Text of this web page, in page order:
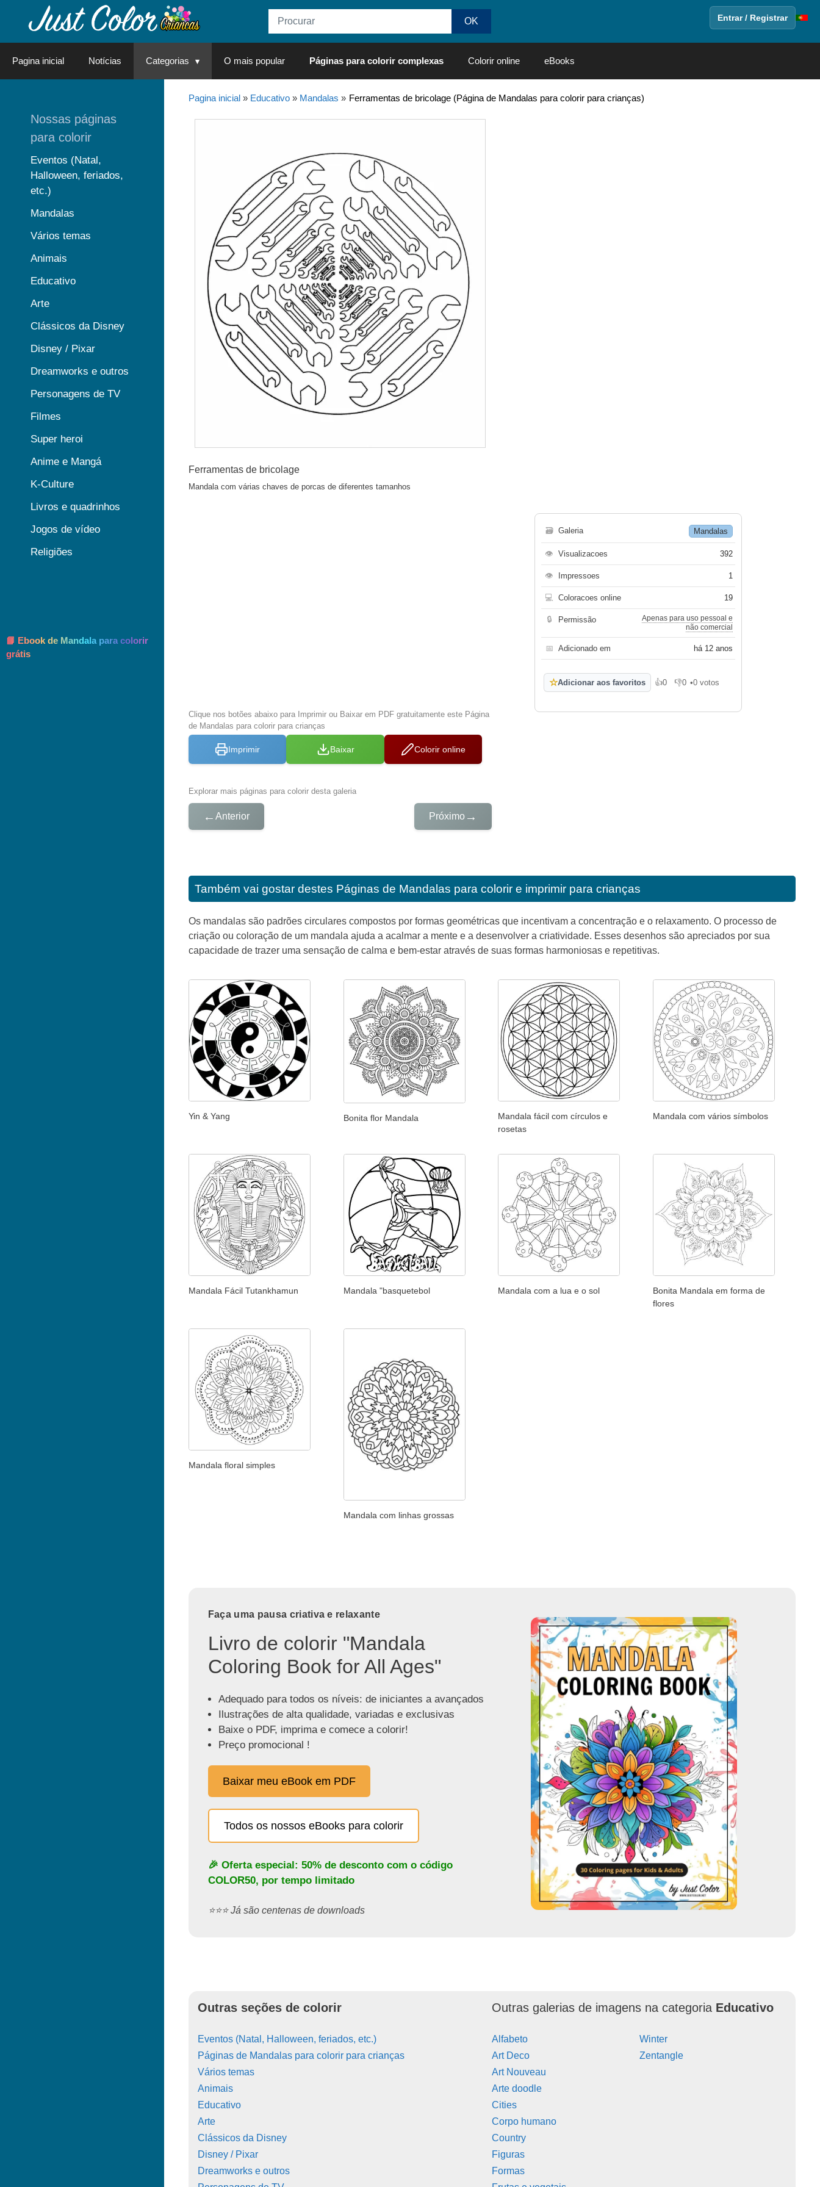
Entrar / Registrar
Pagina inicial Notícias Categorias O mais popular Páginas para colorir complexas Colorir online eBooks
Pagina inicial» Educativo» Mandalas » Ferramentas de bricolage (Página de Mandalas para colorir para crianças)
Ferramentas de bricolage
Mandala com várias chaves de porcas de diferentes tamanhos
Clique nos botões abaixo para Imprimir ou Baixar em PDF gratuitamente este Página
de Mandalas para colorir para crianças
Imprimir Baixar Colorir online
Explorar mais páginas para colorir desta galeria
← Anterior Próximo →
🗃 Galeria Mandalas
👁 Visualizacoes 392
👁 Impressoes 1
💻 Coloracoes online 19
🔒 Permissão
Apenas para uso pessoal e
não comercial
📅 Adicionado em há 12 anos
☆Adicionar aos favoritos 👍0
Gosto 👎0
Não gosto
•0 votos
Também vai gostar destes Páginas de Mandalas para colorir e imprimir para crianças
Os mandalas são padrões circulares compostos por formas geométricas que incentivam a concentração e o relaxamento. O processo de
criação ou coloração de um mandala ajuda a acalmar a mente e a desenvolver a criatividade. Esses desenhos são apreciados por sua
capacidade de trazer uma sensação de calma e bem-estar através de suas formas harmoniosas e repetitivas.
Yin & Yang Bonita flor Mandala
Mandala fácil com círculos e
rosetas
Mandala com vários símbolos
Mandala Fácil Tutankhamun Mandala "basquetebol Mandala com a lua e o sol
Bonita Mandala em forma de
flores
Mandala floral simples
Mandala com linhas grossas
Faça uma pausa criativa e relaxante
Livro de colorir "Mandala
Coloring Book for All Ages"
Adequado para todos os níveis: de iniciantes a avançados
Ilustrações de alta qualidade, variadas e exclusivas
Baixe o PDF, imprima e comece a colorir!
Preço promocional !
Baixar meu eBook em PDF
Todos os nossos eBooks para colorir
🎉 Oferta especial: 50% de desconto com o código
COLOR50, por tempo limitado
⭐️⭐️⭐️ Já são centenas de downloads
Outras seções de colorir
Eventos (Natal, Halloween, feriados, etc.)
Páginas de Mandalas para colorir para crianças
Vários temas
Animais
Educativo
Arte
Clássicos da Disney
Disney / Pixar
Dreamworks e outros
Outras galerias de imagens na categoria Educativo
Alfabeto
Art Deco
Art Nouveau
Arte doodle
Cities
Corpo humano
Country
Figuras
Formas
Winter
Zentangle
Nossas páginas
para colorir
Eventos (Natal,
Halloween, feriados,
etc.)
Mandalas
Vários temas
Animais
Educativo
Arte
Clássicos da Disney
Disney / Pixar
Dreamworks e outros
Personagens de TV
Filmes
Super heroi
Anime e Mangá
K-Culture
Livros e quadrinhos
Jogos de vídeo
Religiões
📘 Ebook de Mandala para colorir
grátis